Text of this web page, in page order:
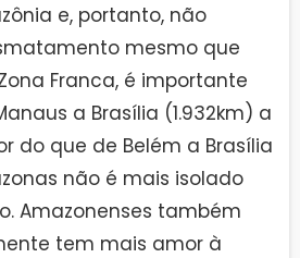
e, portanto, não
mesmo que
Franca, é importante
a Brasília (1.932km) a
do que de Belém a Brasília
não é mais isolado
Amazonenses também
tem mais amor à